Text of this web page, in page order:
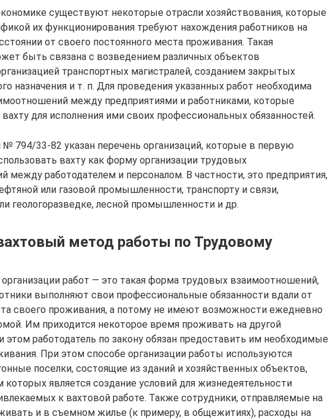
существуют некоторые отрасли хозяйствования, которые
их функционирования требуют нахождения работников на
от своего постоянного места проживания. Такая
быть связана с возведением различных объектов
транспортных магистралей, созданием закрытых
назначения и т. п. Для проведения указанных работ необходима
между предприятиями и работниками, которые
для исполнения ими своих профессиональных обязанностей.
№ 794/33-82 указан перечень организаций, которые в первую
вахту как форму организации трудовых
между работодателем и персоналом. В частности, это предприятия,
или газовой промышленности, транспорту и связи,
геологоразведке, лесной промышленности и др.
метод работы по Трудовому
работ — это такая форма трудовых взаимоотношений,
выполняют свои профессиональные обязанности вдали от
своего проживания, а потому не имеют возможности ежедневно
Им приходится некоторое время проживать на другой
этом работодатель по закону обязан предоставить им необходимые
При этом способе организации работы используются
поселки, состоящие из зданий и хозяйственных объектов,
которых является создание условий для жизнедеятельности
к вахтовой работе. Также сотрудники, отправляемые на
и в съемном жилье (к примеру, в общежитиях), расходы на